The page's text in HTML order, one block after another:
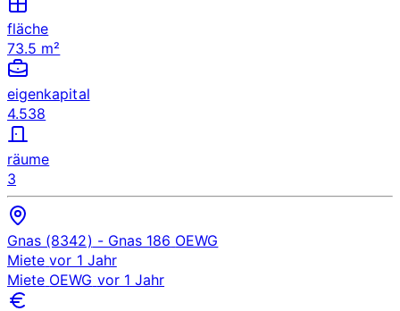
fläche
73.5 m²
eigenkapital
4.538
räume
3
Gnas (8342) - Gnas 186 OEWG
Miete vor 1 Jahr
Miete OEWG vor 1 Jahr